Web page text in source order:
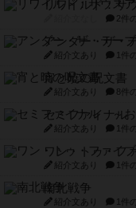
リワイルド：サ
2件
アンダー・ザ・
紹介文あり 1件
宵と暁の呪文書
紹介文あり 8件
セミファイナル
紹介文あり 1件
ワン・トゥ・フ
紹介文あり 1件
南北戦争
紹介文あり 1件